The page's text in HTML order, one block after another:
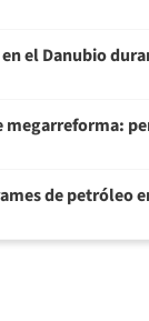
el Danubio
megarreforma:
de petróleo